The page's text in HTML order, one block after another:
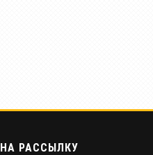
РАССЫЛКУ